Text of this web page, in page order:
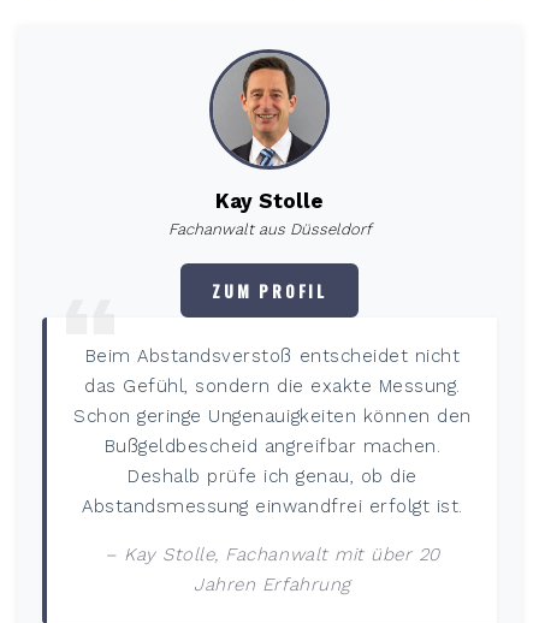
Kay Stolle
Fachanwalt aus Düsseldorf
ZUM PROFIL
Beim Abstandsverstoß entscheidet nicht
das Gefühl, sondern die exakte Messung.
Schon geringe Ungenauigkeiten können den
Bußgeldbescheid angreifbar machen.
Deshalb prüfe ich genau, ob die
Abstandsmessung einwandfrei erfolgt ist.
– Kay Stolle, Fachanwalt mit über 20
Jahren Erfahrung